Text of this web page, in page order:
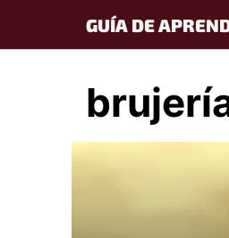
content
GUÍA DE